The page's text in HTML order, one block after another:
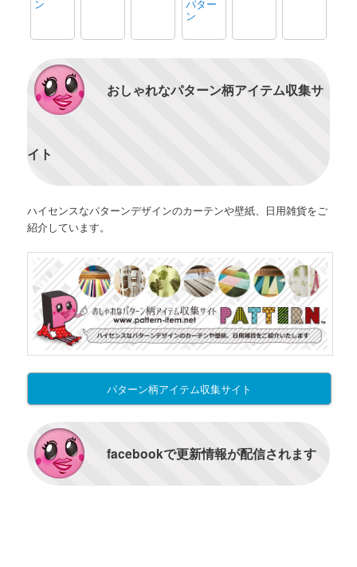
ン パター
ン
おしゃれなパターン柄アイテム収集サ
イト
ハイセンスなパターンデザインのカーテンや壁紙、日用雑貨をご
紹介しています。
パターン柄アイテム収集サイト
facebookで更新情報が配信されます